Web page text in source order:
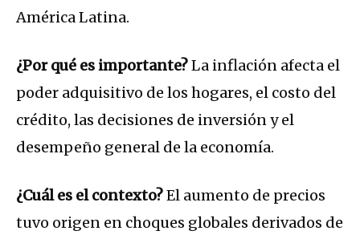
América Latina.
¿Por qué es importante?La inflación afecta el
poder adquisitivo de los hogares, el costo del
crédito, las decisiones de inversión y el
desempeño general de la economía.
¿Cuál es el contexto?El aumento de precios
tuvo origen en choques globales derivados de